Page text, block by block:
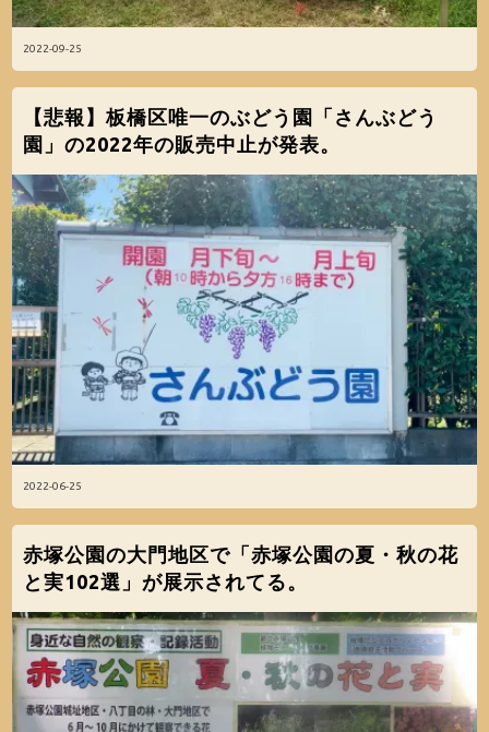
2022-09-25
2022-06-25
【悲報】板橋区唯一のぶどう園「さんぶどう
園」の2022年の販売中止が発表。
赤塚公園の大門地区で「赤塚公園の夏・秋の花
と実102選」が展示されてる。